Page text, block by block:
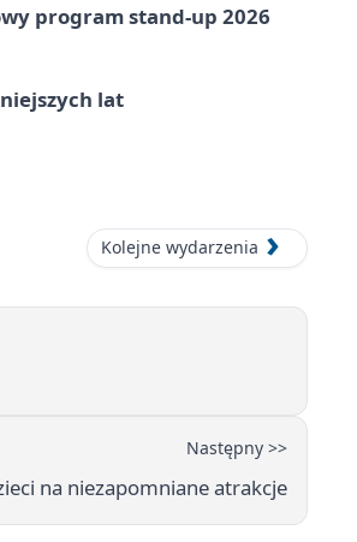
program stand-up 2026
lat
Kolejne wydarzenia
Następny >>
na niezapomniane atrakcje